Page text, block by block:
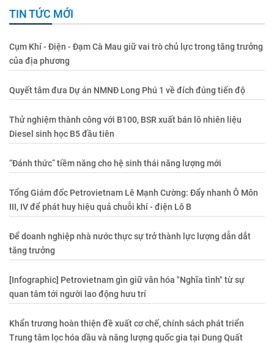
TIN TỨC MỚI
Cụm Khí - Điện - Đạm Cà Mau giữ vai trò chủ lực trong tăng trưởng
của địa phương
Quyết tâm đưa Dự án NMNĐ Long Phú 1 về đích đúng tiến độ
Thử nghiệm thành công với B100, BSR xuất bán lô nhiên liệu
Diesel sinh học B5 đầu tiên
“Đánh thức” tiềm năng cho hệ sinh thái năng lượng mới
Tổng Giám đốc Petrovietnam Lê Mạnh Cường: Đẩy nhanh Ô Môn
III, IV để phát huy hiệu quả chuỗi khí - điện Lô B
Để doanh nghiệp nhà nước thực sự trở thành lực lượng dẫn dắt
tăng trưởng
[Infographic] Petrovietnam gìn giữ văn hóa "Nghĩa tình" từ sự
quan tâm tới người lao động hưu trí
Khẩn trương hoàn thiện đề xuất cơ chế, chính sách phát triển
Trung tâm lọc hóa dầu và năng lượng quốc gia tại Dung Quất